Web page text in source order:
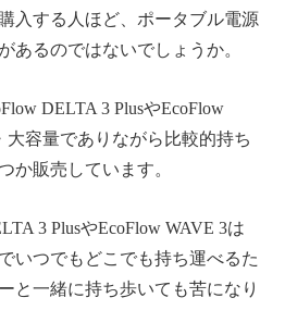
入する人ほど、ポータブル電源
あるのではないでしょうか。
DELTA 3 PlusやEcoFlow
大容量でありながら比較的持ち
か販売しています。
3 PlusやEcoFlow WAVE 3は
いつでもどこでも持ち運べるた
と一緒に持ち歩いても苦になり